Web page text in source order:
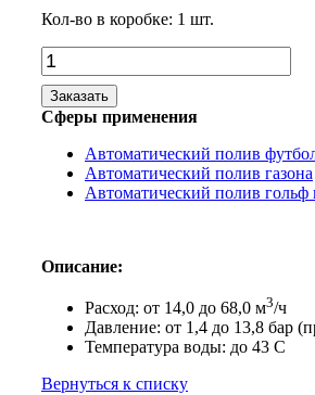
Кол-во в коробке: 1 шт.
Заказать
Сферы применения
Автоматический полив
Автоматический полив газона
Автоматический полив гольф
Описание:
Расход: от 14,0 до 68,0 м3/ч
Давление: от 1,4 до 13,8 бар
Температура воды: до 43 С
Вернуться к списку